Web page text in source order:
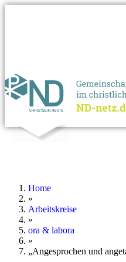
Home
»
Arbeitskreise
»
ora & labora
»
„Angesprochen und